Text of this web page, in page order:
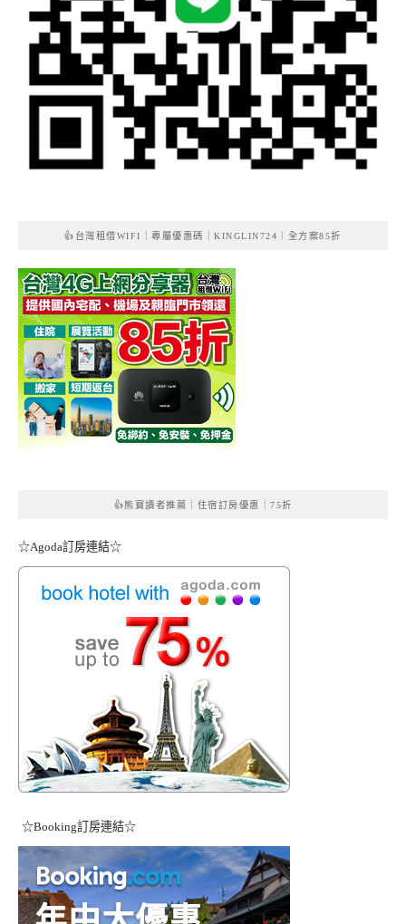
👍台灣租借WIFI｜專屬優惠碼｜KINGLIN724｜全方案85折
👍熊寶讀者推薦｜住宿訂房優惠｜75折
☆Agoda訂房連結☆
☆Booking訂房連結☆